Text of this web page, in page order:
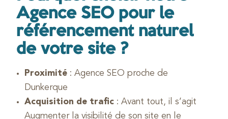
Agence SEO pour le
référencement naturel
de votre site ?
Proximité : Agence SEO proche de
Dunkerque
Acquisition de trafic : Avant tout, il s’agit
Augmenter la visibilité de son site en le